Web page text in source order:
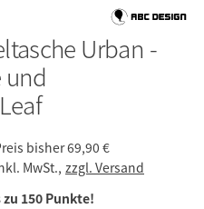
Urban -
und
bisher69,90 €
MwSt., zzgl. Versand
zu 150 Punkte!